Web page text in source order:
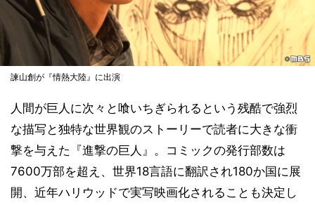
諫山創が『情熱大陸』に出演
人間が巨人に次々と喰いちぎられるという残酷で強烈
な描写と独特な世界観のストーリーで読者に大きな衝
撃を与えた『進撃の巨人』。コミックの発行部数は
7600万部を超え、世界18言語に翻訳され180か国に展
開、近年ハリウッドで実写映画化されることも決定し